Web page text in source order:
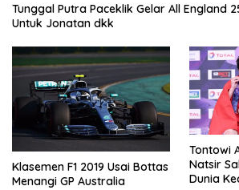
Tunggal Putra Paceklik Gelar All England
Untuk Jonatan dkk
Klasemen F1 2019 Usai Bottas
Menangi GP Australia
Tontowi
Natsir
Dunia